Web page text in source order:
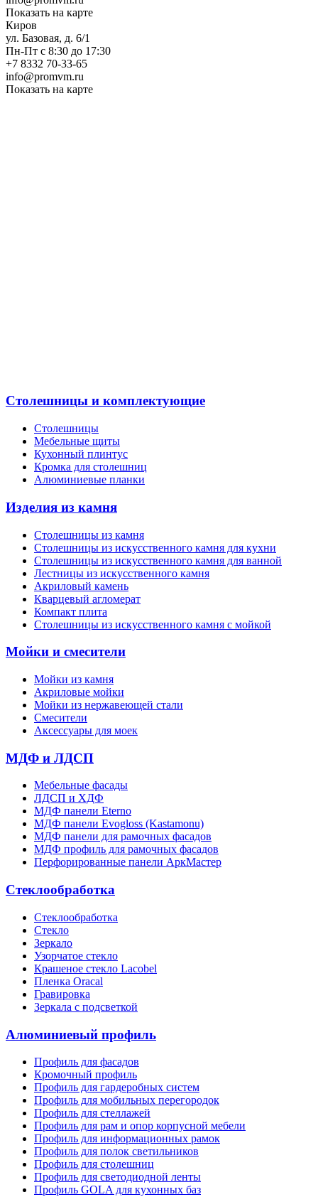
Показать на карте
Киров
ул. Базовая, д. 6/1
Пн-Пт с 8:30 до 17:30
+7 8332 70-33-65
info@promvm.ru
Показать на карте
Столешницы и комплектующие
Столешницы
Мебельные щиты
Кухонный плинтус
Кромка для столешниц
Алюминиевые планки
Изделия из камня
Столешницы из камня
Cтолешницы из искусственного камня для кухни
Cтолешницы из искусственного камня для ванной
Лестницы из искусственного камня
Акриловый камень
Кварцевый агломерат
Компакт плита
Столешницы из искусственного камня с мойкой
Мойки и смесители
Мойки из камня
Акриловые мойки
Мойки из нержавеющей стали
Смесители
Аксессуары для моек
МДФ и ЛДСП
Мебельные фасады
ЛДСП и ХДФ
МДФ панели Eterno
МДФ панели Evogloss (Kastamonu)
МДФ панели для рамочных фасадов
МДФ профиль для рамочных фасадов
Перфорированные панели АркМастер
Стеклообработка
Стеклообработка
Стекло
Зеркало
Узорчатое стекло
Крашеное стекло Lacobel
Пленка Oracal
Гравировка
Зеркала с подсветкой
Алюминиевый профиль
Профиль для фасадов
Кромочный профиль
Профиль для гардеробных систем
Профиль для мобильных перегородок
Профиль для стеллажей
Профиль для рам и опор корпусной мебели
Профиль для информационных рамок
Профиль для полок светильников
Профиль для столешниц
Профиль для светодиодной ленты
Профиль GOLA для кухонных баз